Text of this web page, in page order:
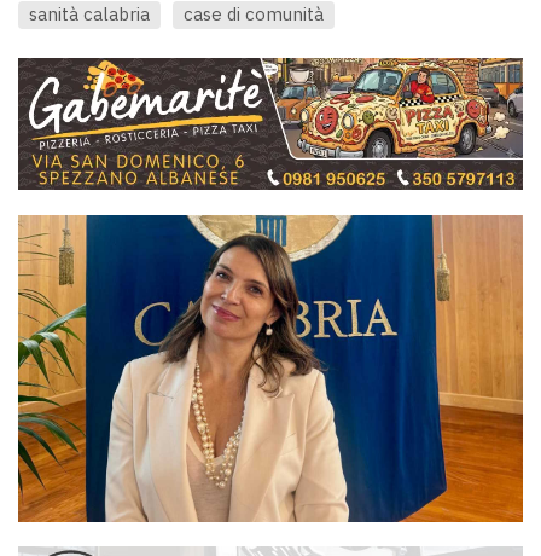
sanità calabria
case di comunità